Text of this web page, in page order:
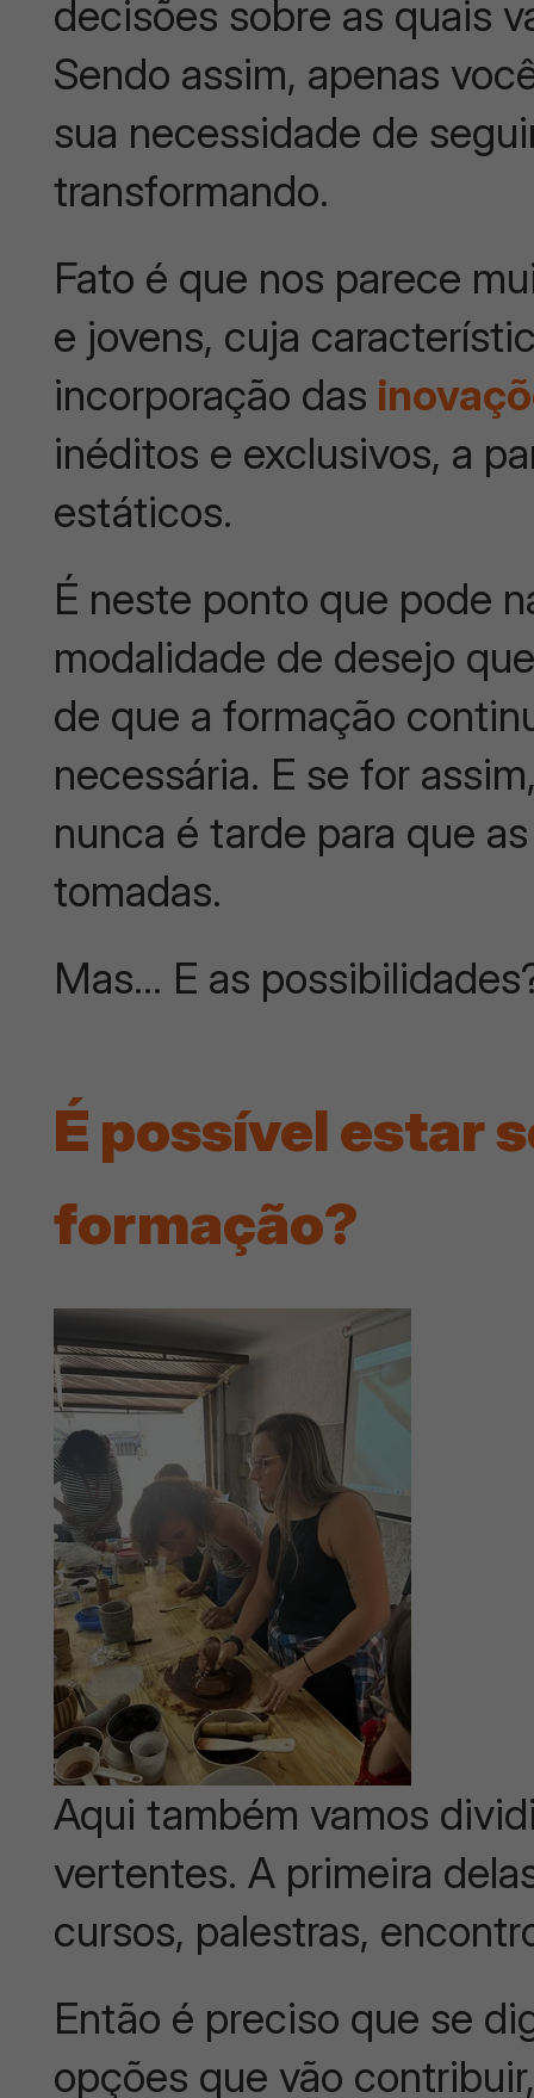
decisões sobre as quais
Sendo assim, apenas
sua necessidade de
transformando.
Fato é que nos parece
e jovens, cuja
incorporação das
inéditos e exclusivos, a
estáticos.
É neste ponto que pode
modalidade de desejo
de que a formação
necessária. E se for
nunca é tarde para que
tomadas.
Mas… E as
É possível estar
formação?
Aqui também vamos
vertentes. A primeira
cursos, palestras,
Então é preciso que se
opções que vão